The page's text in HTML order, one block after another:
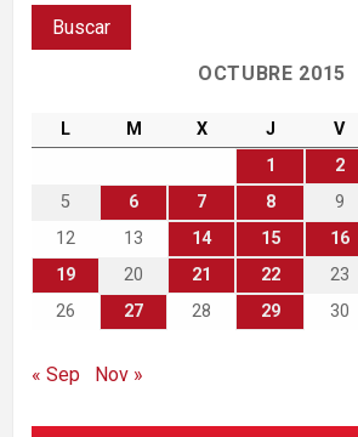
OCTUBRE 2015
L M X J V
1
2
5
6 7 8 9
12
13 14 15 16
19
20 21 22 23
26
27 28 29 30
« Sep Nov »